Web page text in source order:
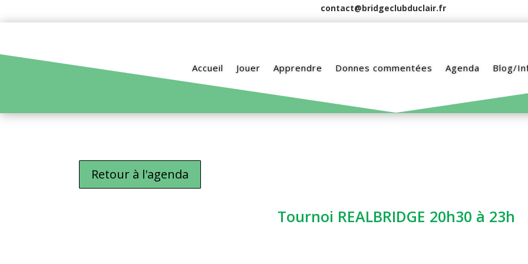
contact@bridgeclubduclair.fr
Accueil Jouer Apprendre Donnes commentées Agenda Blog/
Retour à l'agenda
Tournoi REALBRIDGE 20h30 à 23h